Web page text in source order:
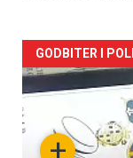
Forsiden
akkurat
nå+
GODBITER I